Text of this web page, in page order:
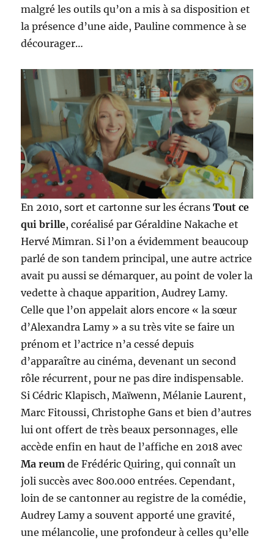
malgré les outils qu’on a mis à sa disposition et
la présence d’une aide, Pauline commence à se
décourager…
En 2010, sort et cartonne sur les écrans Tout ce
qui brille, coréalisé par Géraldine Nakache et
Hervé Mimran. Si l’on a évidemment beaucoup
parlé de son tandem principal, une autre actrice
avait pu aussi se démarquer, au point de voler la
vedette à chaque apparition, Audrey Lamy.
Celle que l’on appelait alors encore « la sœur
d’Alexandra Lamy » a su très vite se faire un
prénom et l’actrice n’a cessé depuis
d’apparaître au cinéma, devenant un second
rôle récurrent, pour ne pas dire indispensable.
Si Cédric Klapisch, Maïwenn, Mélanie Laurent,
Marc Fitoussi, Christophe Gans et bien d’autres
lui ont offert de très beaux personnages, elle
accède enfin en haut de l’affiche en 2018 avec
Ma reum de Frédéric Quiring, qui connaît un
joli succès avec 800.000 entrées. Cependant,
loin de se cantonner au registre de la comédie,
Audrey Lamy a souvent apporté une gravité,
une mélancolie, une profondeur à celles qu’elle